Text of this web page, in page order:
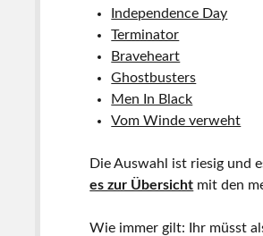
Independence Day
Terminator
Braveheart
Ghostbusters
Men In Black
Vom Winde verweht
Die Auswahl ist riesig und
es zur Übersicht mit den
Wie immer gilt: Ihr müsst